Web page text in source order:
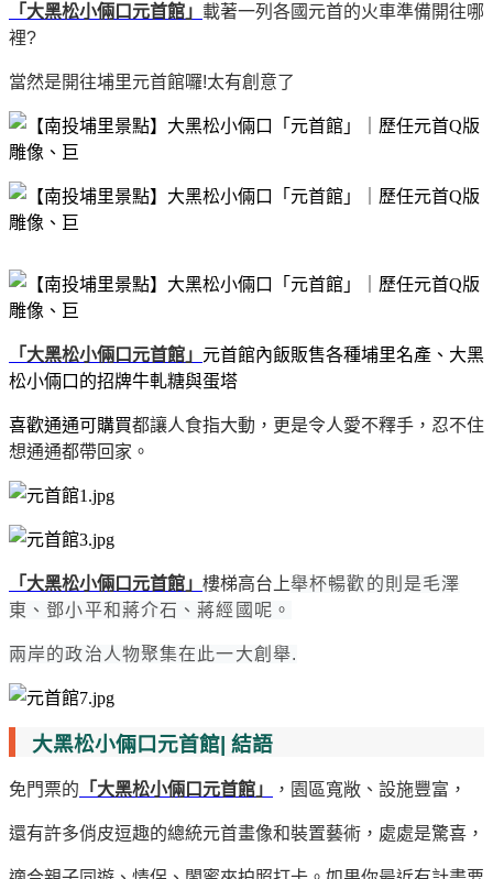
「大黑松小倆口元首館」 載著一列各國元首的火車準備開往哪
裡?
當然是開往埔里元首館囉!太有創意了
「大黑松小倆口元首館」 元首館內飯販售各種埔里名產、大黑
松小倆口的招牌牛軋糖與蛋塔
喜歡通通可購買都讓人食指大動，更是令人愛不釋手，忍不住
想通通都帶回家。
「大黑松小倆口元首館」 樓梯高台上舉杯暢歡的則是毛澤
東、鄧小平和蔣介石、蔣經國呢。
兩岸的政治人物聚集在此一大創舉.
大黑松小倆口元首館| 結語
免門票的 「大黑松小倆口元首館」 ，園區寬敞、設施豐富，
還有許多俏皮逗趣的總統元首畫像和裝置藝術，處處是驚喜，